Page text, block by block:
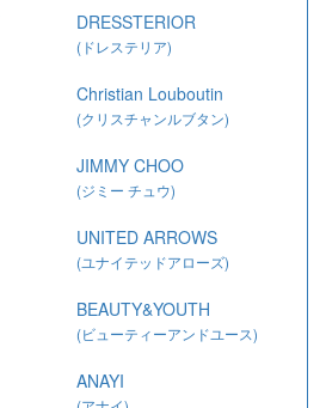
DRESSTERIOR
(ドレステリア)
Christian Louboutin
(クリスチャンルブタン)
JIMMY CHOO
(ジミー チュウ)
UNITED ARROWS
(ユナイテッドアローズ)
BEAUTY&YOUTH
(ビューティーアンドユース)
ANAYI